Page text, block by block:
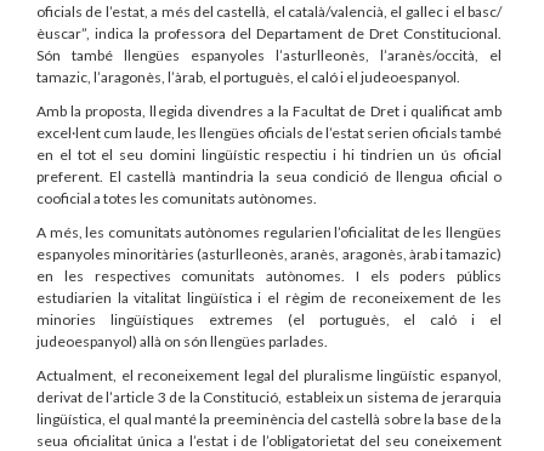
oficials de l’estat, a més del castellà, el català/valencià, el gallec i el basc/
èuscar”, indica la professora del Departament de Dret Constitucional.
Són també llengües espanyoles l’asturlleonès, l’aranès/occità, el
tamazic, l’aragonès, l’àrab, el portuguès, el caló i el judeoespanyol.
Amb la proposta, llegida divendres a la Facultat de Dret i qualificat amb
excel·lent cum laude, les llengües oficials de l’estat serien oficials també
en el tot el seu domini lingüístic respectiu i hi tindrien un ús oficial
preferent. El castellà mantindria la seua condició de llengua oficial o
cooficial a totes les comunitats autònomes.
A més, les comunitats autònomes regularien l’oficialitat de les llengües
espanyoles minoritàries (asturlleonès, aranès, aragonès, àrab i tamazic)
en les respectives comunitats autònomes. I els poders públics
estudiarien la vitalitat lingüística i el règim de reconeixement de les
minories lingüístiques extremes (el portuguès, el caló i el
judeoespanyol) allà on són llengües parlades.
Actualment, el reconeixement legal del pluralisme lingüístic espanyol,
derivat de l’article 3 de la Constitució, estableix un sistema de jerarquia
lingüística, el qual manté la preeminència del castellà sobre la base de la
seua oficialitat única a l’estat i de l’obligatorietat del seu coneixement